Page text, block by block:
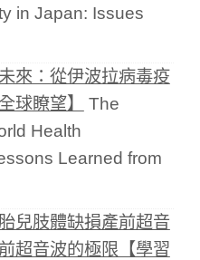
in Japan: Issues
來：從伊波拉病毒疫
球瞭望】
The
Health
Learned from
兒肢體缺損產前超音
超音波的極限【學習